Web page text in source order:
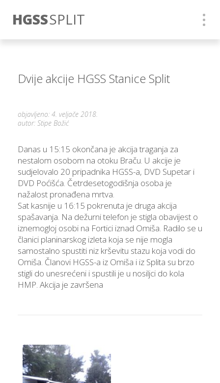
HGSSSPLIT
Dvije akcije HGSS Stanice Split
objavljeno: 4. veljače 2018.
autor: Stipe Božić
Danas u 15:15 okončana je akcija traganja za
nestalom osobom na otoku Braču. U akcije je
sudjelovalo 20 pripadnika HGSS-a, DVD Supetar i
DVD Poćišća. Četrdesetogodišnja osoba je
nažalost pronađena mrtva.
Sat kasnije u 16:15 pokrenuta je druga akcija
spašavanja. Na dežurni telefon je stigla obavijest o
iznemogloj osobi na Fortici iznad Omiša. Radilo se u
članici planinarskog izleta koja se nije mogla
samostalno spustiti niz krševitu stazu koja vodi do
Omiša. Članovi HGSS-a iz Omiša i iz Splita su brzo
stigli do unesrećeni i spustili je u nosiljci do kola
HMP. Akcija je završena